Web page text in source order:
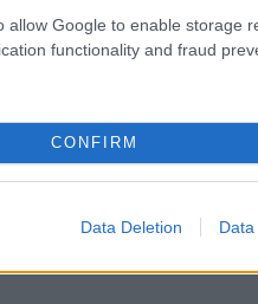
allow Google to enable storage
functionality and fraud
CONFIRM
Data Deletion Data